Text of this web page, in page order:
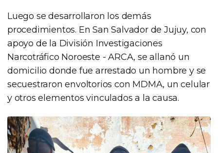
Luego se desarrollaron los demás
procedimientos. En San Salvador de Jujuy, con
apoyo de la División Investigaciones
Narcotráfico Noroeste - ARCA, se allanó un
domicilio donde fue arrestado un hombre y se
secuestraron envoltorios con MDMA, un celular
y otros elementos vinculados a la causa.